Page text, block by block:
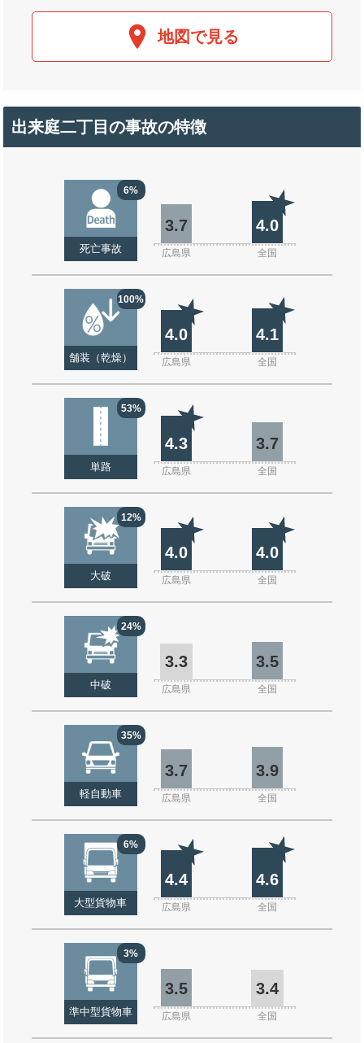
地図で見る
出来庭二丁目の事故の特徴
6%
死亡事故
3.7 4.0
広島県 全国
100%
舗装（乾燥）
4.0 4.1
広島県 全国
53%
単路
4.3 3.7
広島県 全国
12%
大破
4.0 4.0
広島県 全国
24%
中破
3.3 3.5
広島県 全国
35%
軽自動車
3.7 3.9
広島県 全国
6%
大型貨物車
4.4 4.6
広島県 全国
3%
準中型貨物車
3.5 3.4
広島県 全国